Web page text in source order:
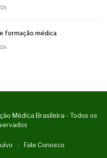
formação médica
Médica Brasileira - Todos os
Fale Conosco